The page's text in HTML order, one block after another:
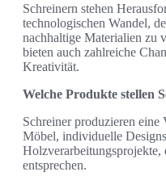
Schreinern stehen
technologischen Wandel,
nachhaltige Materialien zu
bieten auch zahlreiche
Kreativität.
Welche Produkte stellen
Schreiner produzieren
Möbel, individuelle
Holzverarbeitungsprojekte,
entsprechen.